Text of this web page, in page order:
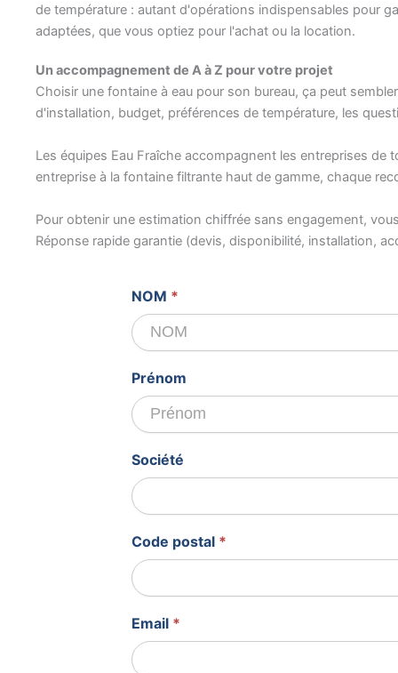
de température : autant d'opérations indispensables pour
adaptées, que vous optiez pour l'achat ou la location.
Un accompagnement de A à Z pour votre projet
Choisir une fontaine à eau pour son bureau, ça peut
d'installation, budget, préférences de température, les
Les équipes Eau Fraîche accompagnent les entreprises
entreprise à la fontaine filtrante haut de gamme, chaque
Pour obtenir une estimation chiffrée sans engagement,
Réponse rapide garantie (devis, disponibilité, installation,
Devis
gratuit
NOM *
Prénom
Société
Code postal *
Email *